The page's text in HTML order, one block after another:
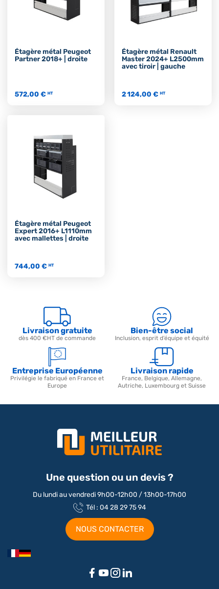
Étagère métal Peugeot
Partner 2018+ | droite
572,00 € HT
Étagère métal Renault
Master 2024+ L2500mm
avec tiroir | gauche
2 124,00 € HT
Étagère métal Peugeot
Expert 2016+ L1110mm
avec mallettes | droite
744,00 € HT
Livraison gratuite
dès 400 €HT de commande
Bien-être social
Inclusion, esprit d’équipe et équité
Entreprise Européenne
Privilégie le fabriqué en France et
Europe
Livraison rapide
France, Belgique, Allemagne,
Autriche, Luxembourg et Suisse
Une question ou un devis ?
Du lundi au vendredi 9h00-12h00 / 13h00-17h00
Tél : 04 28 29 75 94
NOUS CONTACTER